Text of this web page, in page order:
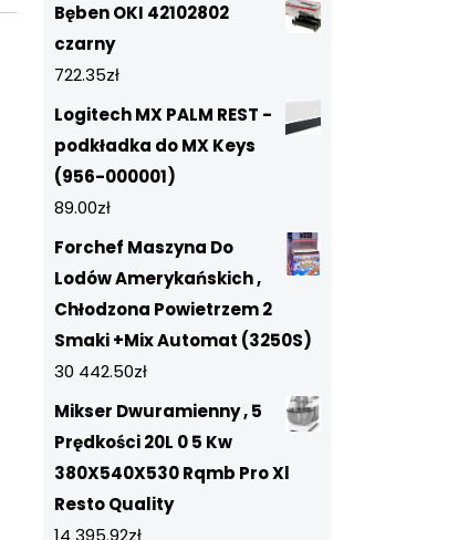
Bęben OKI 42102802
czarny
722.35zł
Logitech MX PALM REST -
podkładka do MX Keys
(956-000001)
89.00zł
Forchef Maszyna Do
Lodów Amerykańskich ,
Chłodzona Powietrzem 2
Smaki +Mix Automat (3250S)
30 442.50zł
Mikser Dwuramienny , 5
Prędkości 20L 0 5 Kw
380X540X530 Rqmb Pro Xl
Resto Quality
14 395.92zł